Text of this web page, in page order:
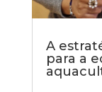
A
para a